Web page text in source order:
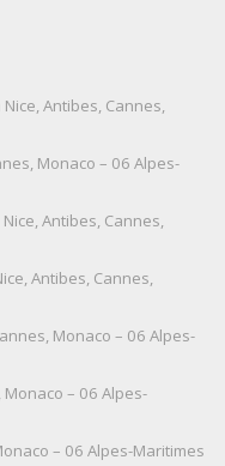
Antibes, Cannes,
Monaco – 06 Alpes-
Antibes, Cannes,
Antibes, Cannes,
Monaco – 06 Alpes-
– 06 Alpes-
– 06 Alpes-Maritimes